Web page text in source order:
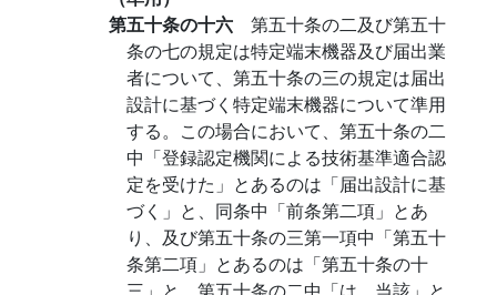
第五十条の十六 第五十条の二及び第五十
条の七の規定は特定端末機器及び届出業
者について、第五十条の三の規定は届出
設計に基づく特定端末機器について準用
する。この場合において、第五十条の二
中「登録認定機関による技術基準適合認
定を受けた」とあるのは「届出設計に基
づく」と、同条中「前条第二項」とあ
り、及び第五十条の三第一項中「第五十
条第二項」とあるのは「第五十条の十